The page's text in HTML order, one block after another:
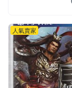
人氣賣家